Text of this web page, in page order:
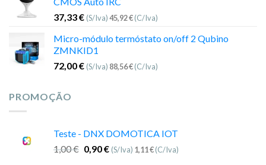
37,33€ (S/Iva)45,92€(C/Iva)
Micro-módulo termóstato on/off 2 Qubino
ZMNKID1
72,00€ (S/Iva) 88,56€(C/Iva)
PROMOÇÃO
Teste - DNX DOMOTICA IOT
1,00€ 0,90€ (S/Iva) 1,11€(C/Iva)